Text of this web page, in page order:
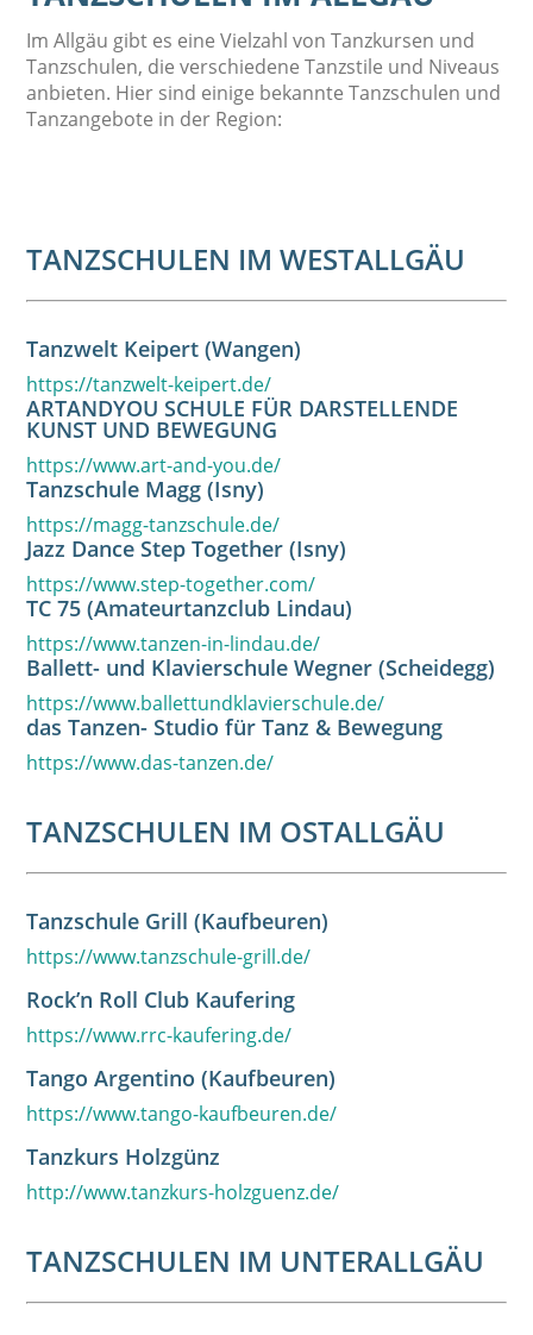
Im Allgäu gibt es eine Vielzahl von Tanzkursen und
Tanzschulen, die verschiedene Tanzstile und Niveaus
anbieten. Hier sind einige bekannte Tanzschulen und
Tanzangebote in der Region:
TANZSCHULEN IM WESTALLGÄU
Tanzwelt Keipert (Wangen)
https://tanzwelt-keipert.de/
ARTANDYOU SCHULE FÜR DARSTELLENDE
KUNST UND BEWEGUNG
https://www.art-and-you.de/
Tanzschule Magg (Isny)
https://magg-tanzschule.de/
Jazz Dance Step Together (Isny)
https://www.step-together.com/
TC 75 (Amateurtanzclub Lindau)
https://www.tanzen-in-lindau.de/
Ballett- und Klavierschule Wegner (Scheidegg)
https://www.ballettundklavierschule.de/
das Tanzen- Studio für Tanz & Bewegung
https://www.das-tanzen.de/
TANZSCHULEN IM OSTALLGÄU
Tanzschule Grill (Kaufbeuren)
https://www.tanzschule-grill.de/
Rock’n Roll Club Kaufering
https://www.rrc-kaufering.de/
Tango Argentino (Kaufbeuren)
https://www.tango-kaufbeuren.de/
Tanzkurs Holzgünz
http://www.tanzkurs-holzguenz.de/
TANZSCHULEN IM UNTERALLGÄU